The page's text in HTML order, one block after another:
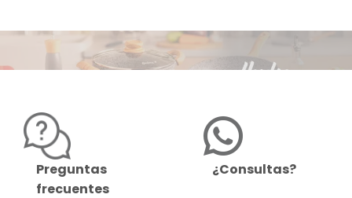
Preguntas
frecuentes
¿Consultas?